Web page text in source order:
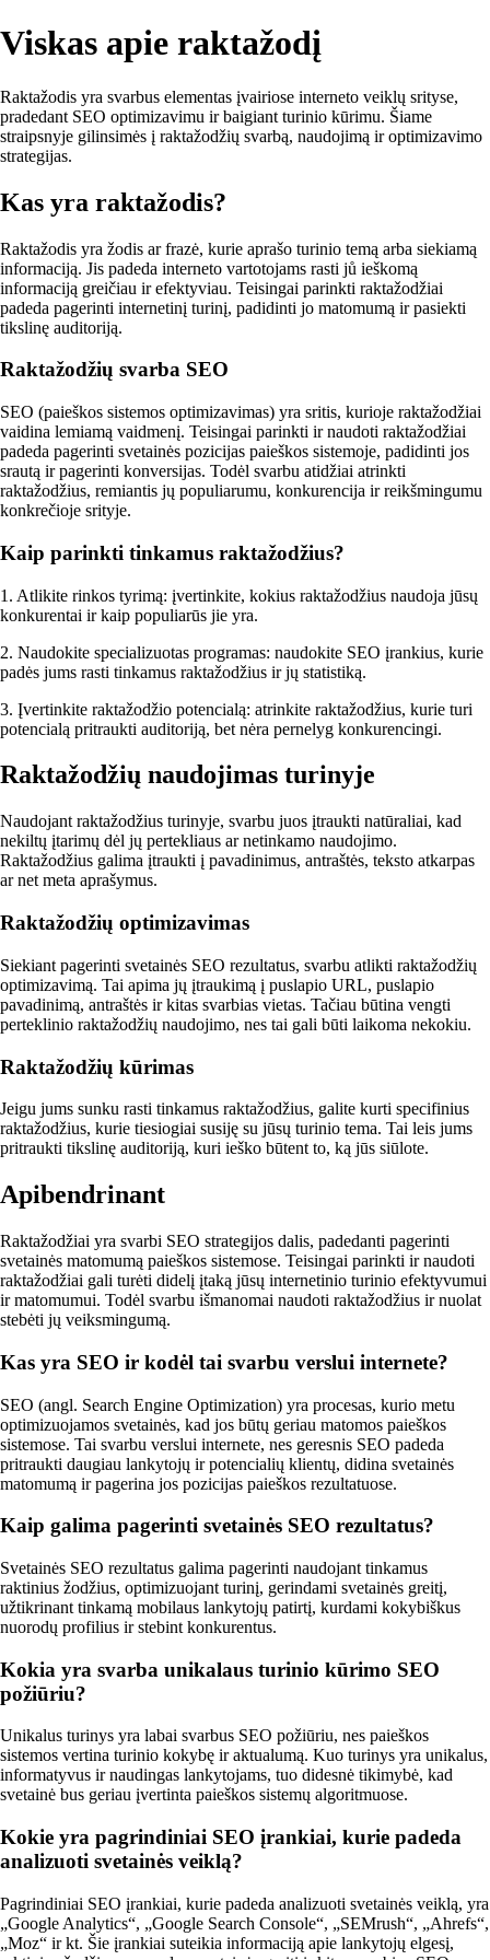
Viskas apie raktažodį
Raktažodis yra svarbus elementas įvairiose interneto veiklų srityse,
pradedant SEO optimizavimu ir baigiant turinio kūrimu. Šiame
straipsnyje gilinsimės į raktažodžių svarbą, naudojimą ir optimizavimo
strategijas.
Kas yra raktažodis?
Raktažodis yra žodis ar frazė, kurie aprašo turinio temą arba siekiamą
informaciją. Jis padeda interneto vartotojams rasti jů ieškomą
informaciją greičiau ir efektyviau. Teisingai parinkti raktažodžiai
padeda pagerinti internetinį turinį, padidinti jo matomumą ir pasiekti
tikslinę auditoriją.
Raktažodžių svarba SEO
SEO (paieškos sistemos optimizavimas) yra sritis, kurioje raktažodžiai
vaidina lemiamą vaidmenį. Teisingai parinkti ir naudoti raktažodžiai
padeda pagerinti svetainės pozicijas paieškos sistemoje, padidinti jos
srautą ir pagerinti konversijas. Todėl svarbu atidžiai atrinkti
raktažodžius, remiantis jų populiarumu, konkurencija ir reikšmingumu
konkrečioje srityje.
Kaip parinkti tinkamus raktažodžius?
1. Atlikite rinkos tyrimą: įvertinkite, kokius raktažodžius naudoja jūsų
konkurentai ir kaip populiarūs jie yra.
2. Naudokite specializuotas programas: naudokite SEO įrankius, kurie
padės jums rasti tinkamus raktažodžius ir jų statistiką.
3. Įvertinkite raktažodžio potencialą: atrinkite raktažodžius, kurie turi
potencialą pritraukti auditoriją, bet nėra pernelyg konkurencingi.
Raktažodžių naudojimas turinyje
Naudojant raktažodžius turinyje, svarbu juos įtraukti natūraliai, kad
nekiltų įtarimų dėl jų pertekliaus ar netinkamo naudojimo.
Raktažodžius galima įtraukti į pavadinimus, antraštės, teksto atkarpas
ar net meta aprašymus.
Raktažodžių optimizavimas
Siekiant pagerinti svetainės SEO rezultatus, svarbu atlikti raktažodžių
optimizavimą. Tai apima jų įtraukimą į puslapio URL, puslapio
pavadinimą, antraštės ir kitas svarbias vietas. Tačiau būtina vengti
perteklinio raktažodžių naudojimo, nes tai gali būti laikoma nekokiu.
Raktažodžių kūrimas
Jeigu jums sunku rasti tinkamus raktažodžius, galite kurti specifinius
raktažodžius, kurie tiesiogiai susiję su jūsų turinio tema. Tai leis jums
pritraukti tikslinę auditoriją, kuri ieško būtent to, ką jūs siūlote.
Apibendrinant
Raktažodžiai yra svarbi SEO strategijos dalis, padedanti pagerinti
svetainės matomumą paieškos sistemose. Teisingai parinkti ir naudoti
raktažodžiai gali turėti didelį įtaką jūsų internetinio turinio efektyvumui
ir matomumui. Todėl svarbu išmanomai naudoti raktažodžius ir nuolat
stebėti jų veiksmingumą.
Kas yra SEO ir kodėl tai svarbu verslui internete?
SEO (angl. Search Engine Optimization) yra procesas, kurio metu
optimizuojamos svetainės, kad jos būtų geriau matomos paieškos
sistemose. Tai svarbu verslui internete, nes geresnis SEO padeda
pritraukti daugiau lankytojų ir potencialių klientų, didina svetainės
matomumą ir pagerina jos pozicijas paieškos rezultatuose.
Kaip galima pagerinti svetainės SEO rezultatus?
Svetainės SEO rezultatus galima pagerinti naudojant tinkamus
raktinius žodžius, optimizuojant turinį, gerindami svetainės greitį,
užtikrinant tinkamą mobilaus lankytojų patirtį, kurdami kokybiškus
nuorodų profilius ir stebint konkurentus.
Kokia yra svarba unikalaus turinio kūrimo SEO
požiūriu?
Unikalus turinys yra labai svarbus SEO požiūriu, nes paieškos
sistemos vertina turinio kokybę ir aktualumą. Kuo turinys yra unikalus,
informatyvus ir naudingas lankytojams, tuo didesnė tikimybė, kad
svetainė bus geriau įvertinta paieškos sistemų algoritmuose.
Kokie yra pagrindiniai SEO įrankiai, kurie padeda
analizuoti svetainės veiklą?
Pagrindiniai SEO įrankiai, kurie padeda analizuoti svetainės veiklą, yra
„Google Analytics“, „Google Search Console“, „SEMrush“, „Ahrefs“,
„Moz“ ir kt. Šie įrankiai suteikia informaciją apie lankytojų elgesį,